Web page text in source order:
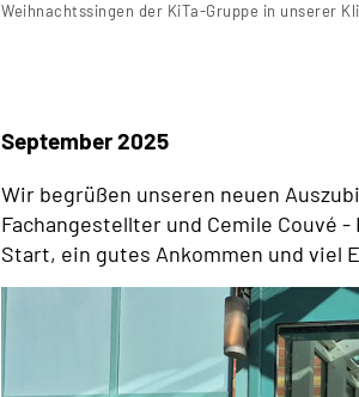
Weihnachtssingen der KiTa-Gruppe in unserer
September 2025
Wir begrüßen unseren neuen
Fachangestellter und Cemile Couvé
Start, ein gutes Ankommen und viel